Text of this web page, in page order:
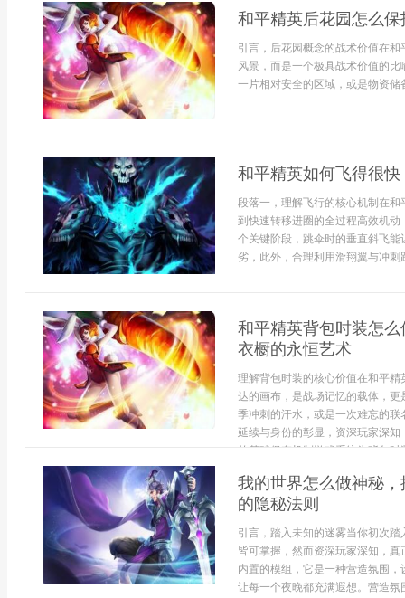
和平精英后花园怎么
引言，后花园概念的战术价值在
风景，而是一个极具战术价值的
一片相对安全的区域，或是物资
和平精英如何飞得很
段落一，理解飞行的核心机制在
到快速转移进圈的全过程高效机
个关键阶段，跳伞时的垂直斜飞
劣，此外，合理利用滑翔翼与冲
和平精英背包时装怎
衣橱的永恒艺术
理解背包时装的核心价值在和平
达的画布，是战场记忆的载体，
季冲刺的汗水，或是一次难忘的
延续与身份的彰显，资深玩家深
的基础保存机制游戏系统为背包时
我的世界怎么做神秘
的隐秘法则
引言，踏入未知的迷雾当你初次
皆可掌握，然而资深玩家深知，
内置的模组，它是一种营造氛围
让每一个夜晚都充满遐想。营造